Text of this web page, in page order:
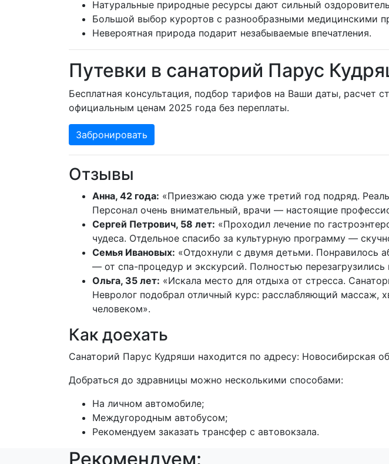
Натуральные природные ресурсы дают сильный
Большой выбор курортов с разнообразными медицинскими
Невероятная природа подарит незабываемые впечатления.
Путевки в санаторий Парус
Бесплатная консультация, подбор тарифов на Ваши даты, расчет
официальным ценам 2025 года без переплаты.
Забронировать
Отзывы
Анна, 42 года: «Приезжаю сюда уже третий год подряд.
Персонал очень внимательный, врачи — настоящие
Сергей Петрович, 58 лет: «Проходил лечение по
чудеса. Отдельное спасибо за культурную программу —
Семья Ивановых: «Отдохнули с двумя детьми. Понравилось
— от спа-процедур и экскурсий. Полностью
Ольга, 35 лет: «Искала место для отдыха от стресса.
Невролог подобрал отличный курс: расслабляющий массаж,
человеком».
Как доехать
Санаторий Парус Кудряши находится по адресу: Новосибирская
Добраться до здравницы можно несколькими способами:
На личном автомобиле;
Междугородным автобусом;
Рекомендуем заказать трансфер с автовокзала.
Рекомендуем: